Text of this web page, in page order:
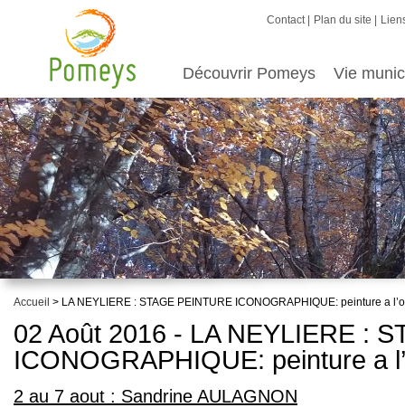
Contact Plan du site
Découvrir Pomeys Vie
Accueil > LA NEYLIERE : STAGE PEINTURE ICONOGRAPHIQUE: peinture a
02 Août 2016 - LA NEYLIERE :
ICONOGRAPHIQUE: peinture a
2 au 7 aout : Sandrine AULAGNON